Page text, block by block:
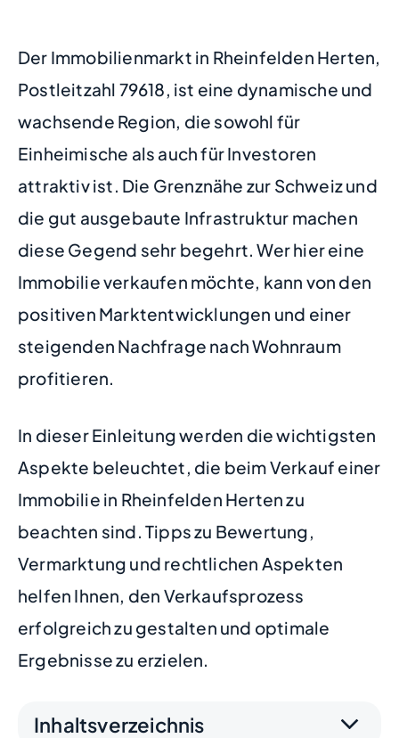
Der Immobilienmarkt in Rheinfelden Herten,
Postleitzahl 79618, ist eine dynamische und
wachsende Region, die sowohl für
Einheimische als auch für Investoren
attraktiv ist. Die Grenznähe zur Schweiz und
die gut ausgebaute Infrastruktur machen
diese Gegend sehr begehrt. Wer hier eine
Immobilie verkaufen möchte, kann von den
positiven Marktentwicklungen und einer
steigenden Nachfrage nach Wohnraum
profitieren.
In dieser Einleitung werden die wichtigsten
Aspekte beleuchtet, die beim Verkauf einer
Immobilie in Rheinfelden Herten zu
beachten sind. Tipps zu Bewertung,
Vermarktung und rechtlichen Aspekten
helfen Ihnen, den Verkaufsprozess
erfolgreich zu gestalten und optimale
Ergebnisse zu erzielen.
Inhaltsverzeichnis